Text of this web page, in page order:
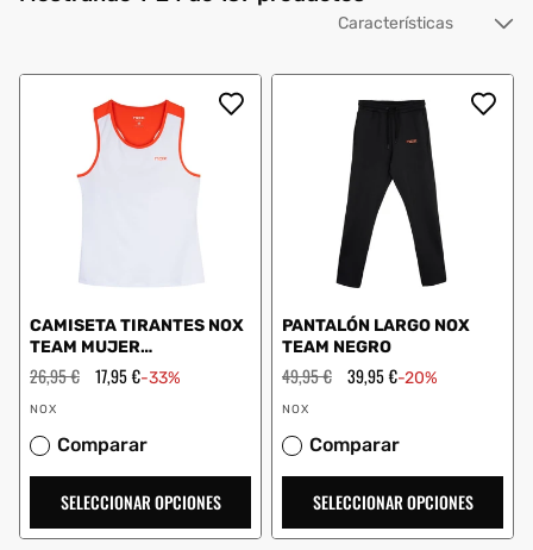
CAMISETA TIRANTES NOX
TEAM MUJER
BLANCO/ROJO
Precio
habitual
26,95 € Precio
de
17,95 €-33%
Proveedor:
NOX
Comparar
SELECCIONAR OPCIONES
PANTALÓN LARGO NOX
TEAM NEGRO
Precio
habitual
49,95 € Precio
39,95 €-20%
Proveedor:
NOX
Comparar
SELECCIONAR OPCIONES